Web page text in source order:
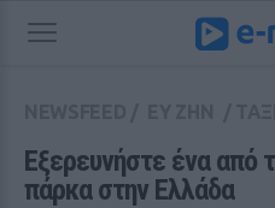
Εξερευνήστε ένα από
πάρκα στην Ελλάδα